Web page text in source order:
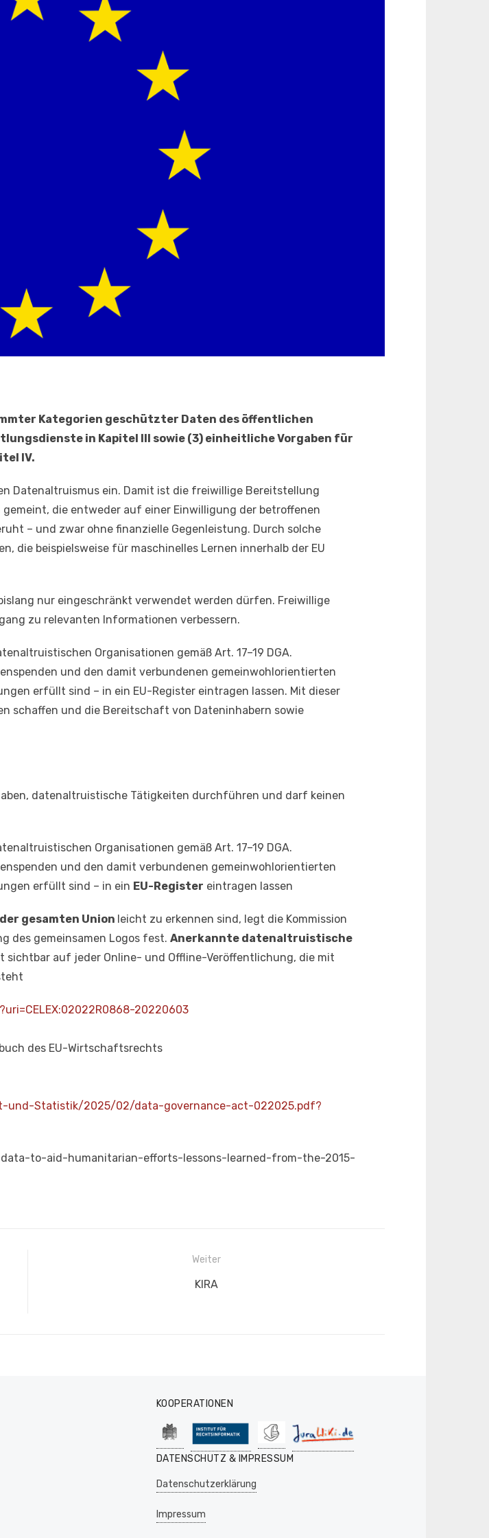
Kategorien geschützter Daten des öffentlichen
in Kapitel III sowie (3) einheitliche Vorgaben für
IV.
Datenaltruismus ein. Damit ist die freiwillige Bereitstellung
die entweder auf einer Einwilligung der betroffenen
– und zwar ohne finanzielle Gegenleistung. Durch solche
die beispielsweise für maschinelles Lernen innerhalb der EU
nur eingeschränkt verwendet werden dürfen. Freiwillige
zu relevanten Informationen verbessern.
Organisationen gemäß Art. 17–19 DGA.
und den damit verbundenen gemeinwohlorientierten
erfüllt sind – in ein EU-Register eintragen lassen. Mit dieser
schaffen und die Bereitschaft von Dateninhabern sowie
datenaltruistische Tätigkeiten durchführen und darf keinen
Organisationen gemäß Art. 17–19 DGA.
und den damit verbundenen gemeinwohlorientierten
erfüllt sind – in ein EU-Register eintragen lassen
gesamten Union leicht zu erkennen sind, legt die Kommission
des gemeinsamen Logos fest. Anerkannte datenaltruistische
sichtbar auf jeder Online- und Offline-Veröffentlichung, die mit
20220603
des EU-Wirtschaftsrechts
und-Statistik/2025/02/data-governance-act-022025.pdf?
to-aid-humanitarian-efforts-lessons-learned-from-the-2015-
Weiter
Nächster
KIRA
KOOPERATIONEN
DATENSCHUTZ & IMPRESSUM
Datenschutzerklärung
Impressum